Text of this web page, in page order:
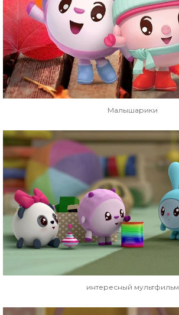
Малышарики
интересный мультфильм